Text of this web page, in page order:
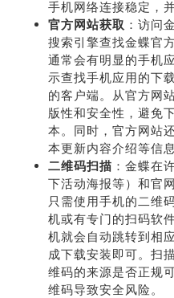
手机网络连接稳定，
官方网站获取 ：访问
搜索引擎查找金蝶官
通常会有明显的手机
示查找手机应用的下
的客户端。从官方网
版性和安全性，避免
本。同时，官方网站
本更新内容介绍等信
二维码扫描 ：金蝶在
下活动海报等）和官
只需使用手机的二维
机或有专门的扫码软
机就会自动跳转到相
成下载安装即可。扫
维码的来源是否正规
维码导致安全风险。